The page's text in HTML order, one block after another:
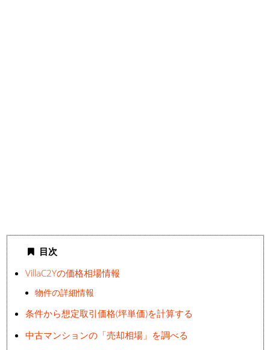
目次
VillaC2Yの価格相場情報
物件の詳細情報
条件から想定取引価格(坪単価)を計算する
中古マンションの「売却相場」を調べる